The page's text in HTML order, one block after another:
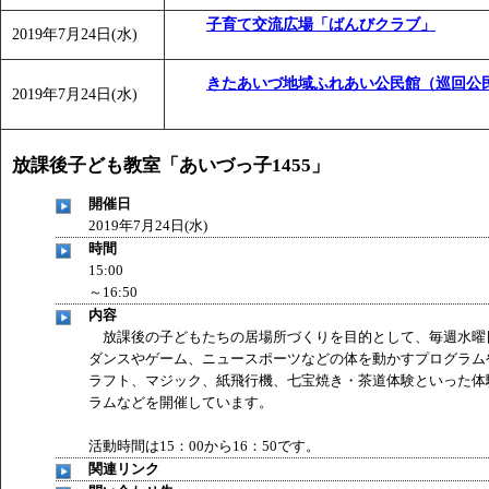
2019年7月24日(水)
子育て交流広場「ばんびクラブ」
2019年7月24日(水)
きたあいづ地域ふれあい公民館（巡回公
放課後子ども教室「あいづっ子1455」
開催日
2019年7月24日(水)
時間
15:00
～16:50
内容
放課後の子どもたちの居場所づくりを目的として、毎週水曜
ダンスやゲーム、ニュースポーツなどの体を動かすプログラ
ラフト、マジック、紙飛行機、七宝焼き・茶道体験といった
ラムなどを開催しています。
活動時間は15：00から16：50です。
関連リンク